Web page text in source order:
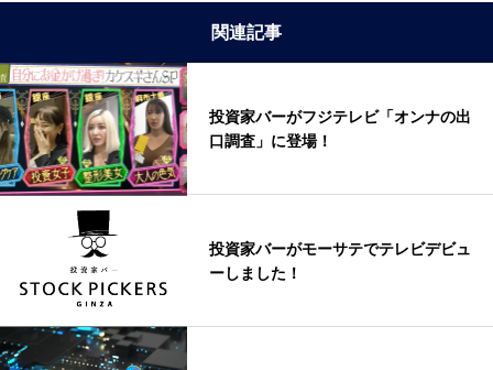
関連記事
投資家バーがフジテレビ「オンナの出
口調査」に登場！
投資家バーがモーサテでテレビデビュ
ーしました！